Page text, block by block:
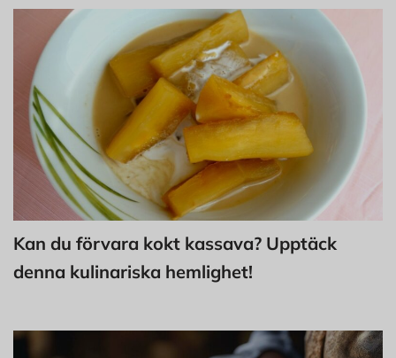
Kan du förvara kokt kassava? Upptäck
denna kulinariska hemlighet!